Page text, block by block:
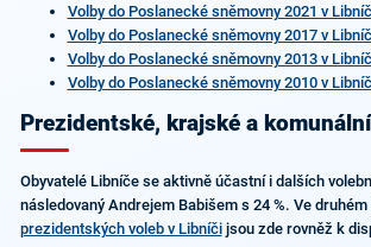
Volby do Poslanecké sněmovny 2021 v
Volby do Poslanecké sněmovny 2017 v
Volby do Poslanecké sněmovny 2013 v
Volby do Poslanecké sněmovny 2010 v
Prezidentské, krajské a
Obyvatelé Libníče se aktivně účastní i dalších
následovaný Andrejem Babišem s 24 %. Ve
prezidentských voleb v Libníčijsou zde rovněž k